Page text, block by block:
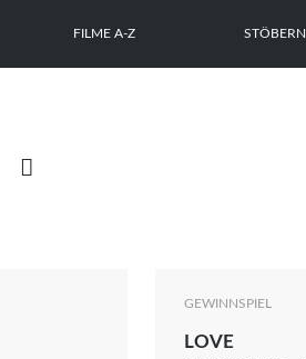
FILME A-Z STÖBERN

GEWINNSPIEL
LOVE